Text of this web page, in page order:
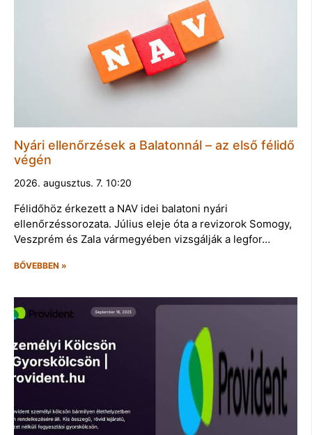
Nyári ellenőrzések a Balatonnál – az első félidő
végén
2026. augusztus. 7. 10:20
Félidőhöz érkezett a NAV idei balatoni nyári
ellenőrzéssorozata. Július eleje óta a revizorok Somogy,
Veszprém és Zala vármegyében vizsgálják a legfor…
BŐVEBBEN »